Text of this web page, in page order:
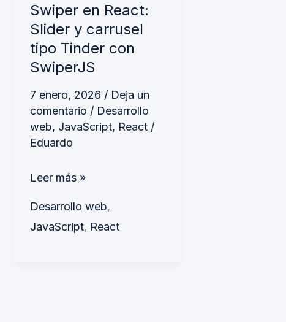
Swiper en React:
Slider y carrusel
tipo Tinder con
SwiperJS
7 enero, 2026 / Deja un
comentario / Desarrollo
web, JavaScript, React /
Eduardo
tipo
Tinder
con
Leer más »
Desarrollo web,
JavaScript, React